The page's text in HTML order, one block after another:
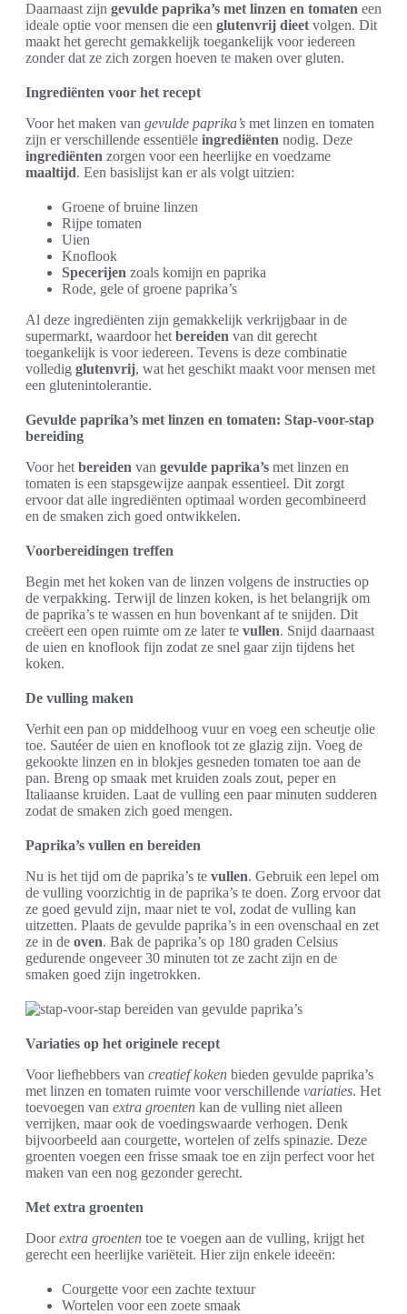
Daarnaast zijn gevulde paprika’s met linzen en tomaten een
ideale optie voor mensen die een glutenvrij dieet volgen. Dit
maakt het gerecht gemakkelijk toegankelijk voor iedereen
zonder dat ze zich zorgen hoeven te maken over gluten.
Ingrediënten voor het recept
Voor het maken van gevulde paprika’s met linzen en tomaten
zijn er verschillende essentiële ingrediënten nodig. Deze
ingrediënten zorgen voor een heerlijke en voedzame
maaltijd. Een basislijst kan er als volgt uitzien:
Groene of bruine linzen
Rijpe tomaten
Uien
Knoflook
Specerijen zoals komijn en paprika
Rode, gele of groene paprika’s
Al deze ingrediënten zijn gemakkelijk verkrijgbaar in de
supermarkt, waardoor het bereiden van dit gerecht
toegankelijk is voor iedereen. Tevens is deze combinatie
volledig glutenvrij, wat het geschikt maakt voor mensen met
een glutenintolerantie.
Gevulde paprika’s met linzen en tomaten: Stap-voor-stap
bereiding
Voor het bereiden van gevulde paprika’s met linzen en
tomaten is een stapsgewijze aanpak essentieel. Dit zorgt
ervoor dat alle ingrediënten optimaal worden gecombineerd
en de smaken zich goed ontwikkelen.
Voorbereidingen treffen
Begin met het koken van de linzen volgens de instructies op
de verpakking. Terwijl de linzen koken, is het belangrijk om
de paprika’s te wassen en hun bovenkant af te snijden. Dit
creëert een open ruimte om ze later te vullen. Snijd daarnaast
de uien en knoflook fijn zodat ze snel gaar zijn tijdens het
koken.
De vulling maken
Verhit een pan op middelhoog vuur en voeg een scheutje olie
toe. Sautéer de uien en knoflook tot ze glazig zijn. Voeg de
gekookte linzen en in blokjes gesneden tomaten toe aan de
pan. Breng op smaak met kruiden zoals zout, peper en
Italiaanse kruiden. Laat de vulling een paar minuten sudderen
zodat de smaken zich goed mengen.
Paprika’s vullen en bereiden
Nu is het tijd om de paprika’s te vullen. Gebruik een lepel om
de vulling voorzichtig in de paprika’s te doen. Zorg ervoor dat
ze goed gevuld zijn, maar niet te vol, zodat de vulling kan
uitzetten. Plaats de gevulde paprika’s in een ovenschaal en zet
ze in de oven. Bak de paprika’s op 180 graden Celsius
gedurende ongeveer 30 minuten tot ze zacht zijn en de
smaken goed zijn ingetrokken.
Variaties op het originele recept
Voor liefhebbers van creatief koken bieden gevulde paprika’s
met linzen en tomaten ruimte voor verschillende variaties. Het
toevoegen van extra groenten kan de vulling niet alleen
verrijken, maar ook de voedingswaarde verhogen. Denk
bijvoorbeeld aan courgette, wortelen of zelfs spinazie. Deze
groenten voegen een frisse smaak toe en zijn perfect voor het
maken van een nog gezonder gerecht.
Met extra groenten
Doorextra groenten toe te voegen aan de vulling, krijgt het
gerecht een heerlijke variëteit. Hier zijn enkele ideeën:
Courgette voor een zachte textuur
Wortelen voor een zoete smaak